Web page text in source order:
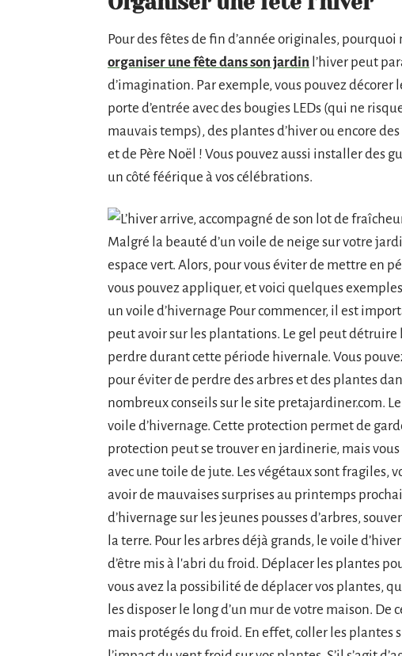
Pour des fêtes de fin d’année originales, pourquoi
organiser une fête dans son jardin l’hiver peut
d’imagination. Par exemple, vous pouvez
porte d’entrée avec des bougies LEDs (qui ne
mauvais temps), des plantes d’hiver ou encore
et de Père Noël ! Vous pouvez aussi installer des
un côté féérique à vos célébrations.